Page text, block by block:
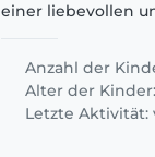
einer liebevollen
für unsere drei
freundlichen
Unser Sohn hat
Bedürfnisse,
Anzahl der
Alter der
Letzte Aktivität: